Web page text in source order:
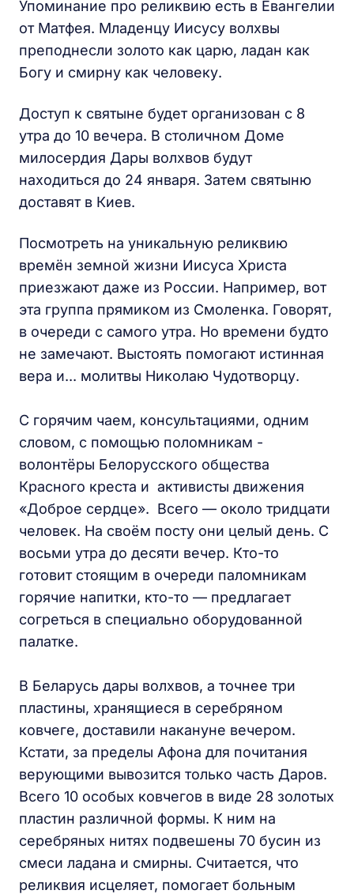
Упоминание про реликвию есть в Евангелии
от Матфея. Младенцу Иисусу волхвы
преподнесли золото как царю, ладан как
Богу и смирну как человеку.
Доступ к святыне будет организован с 8
утра до 10 вечера. В столичном Доме
милосердия Дары волхвов будут
находиться до 24 января. Затем святыню
доставят в Киев.
Посмотреть на уникальную реликвию
времён земной жизни Иисуса Христа
приезжают даже из России. Например, вот
эта группа прямиком из Смоленка. Говорят,
в очереди с самого утра. Но времени будто
не замечают. Выстоять помогают истинная
вера и... молитвы Николаю Чудотворцу.
С горячим чаем, консультациями, одним
словом, с помощью поломникам -
волонтёры Белорусского общества
Красного креста и активисты движения
«Доброе сердце». Всего — около тридцати
человек. На своём посту они целый день. С
восьми утра до десяти вечер. Кто-то
готовит стоящим в очереди паломникам
горячие напитки, кто-то — предлагает
согреться в специально оборудованной
палатке.
В Беларусь дары волхвов, а точнее три
пластины, хранящиеся в серебряном
ковчеге, доставили накануне вечером.
Кстати, за пределы Афона для почитания
верующими вывозится только часть Даров.
Всего 10 особых ковчегов в виде 28 золотых
пластин различной формы. К ним на
серебряных нитях подвешены 70 бусин из
смеси ладана и смирны. Считается, что
реликвия исцеляет, помогает больным